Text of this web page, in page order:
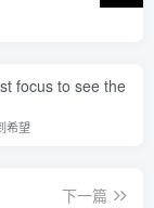
focus to see the
希望
下一篇